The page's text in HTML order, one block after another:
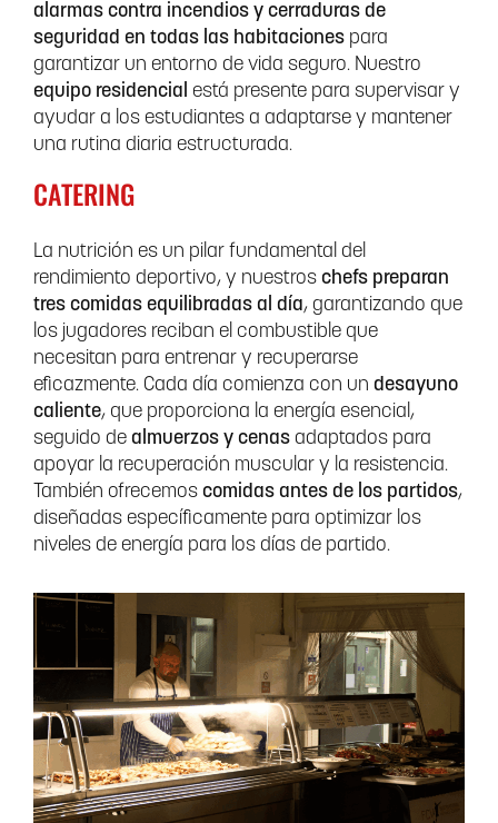
alarmas contra incendios y cerraduras de
seguridad en todas las habitaciones para
garantizar un entorno de vida seguro. Nuestro
equipo residencial está presente para supervisar y
ayudar a los estudiantes a adaptarse y mantener
una rutina diaria estructurada.
CATERING
La nutrición es un pilar fundamental del
rendimiento deportivo, y nuestros chefs preparan
tres comidas equilibradas al día, garantizando que
los jugadores reciban el combustible que
necesitan para entrenar y recuperarse
eficazmente. Cada día comienza con un desayuno
caliente, que proporciona la energía esencial,
seguido de almuerzos y cenas adaptados para
apoyar la recuperación muscular y la resistencia.
También ofrecemos comidas antes de los partidos,
diseñadas específicamente para optimizar los
niveles de energía para los días de partido.